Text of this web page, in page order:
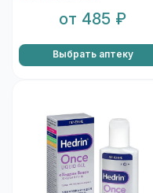
от 485 ₽
Выбрать аптеку